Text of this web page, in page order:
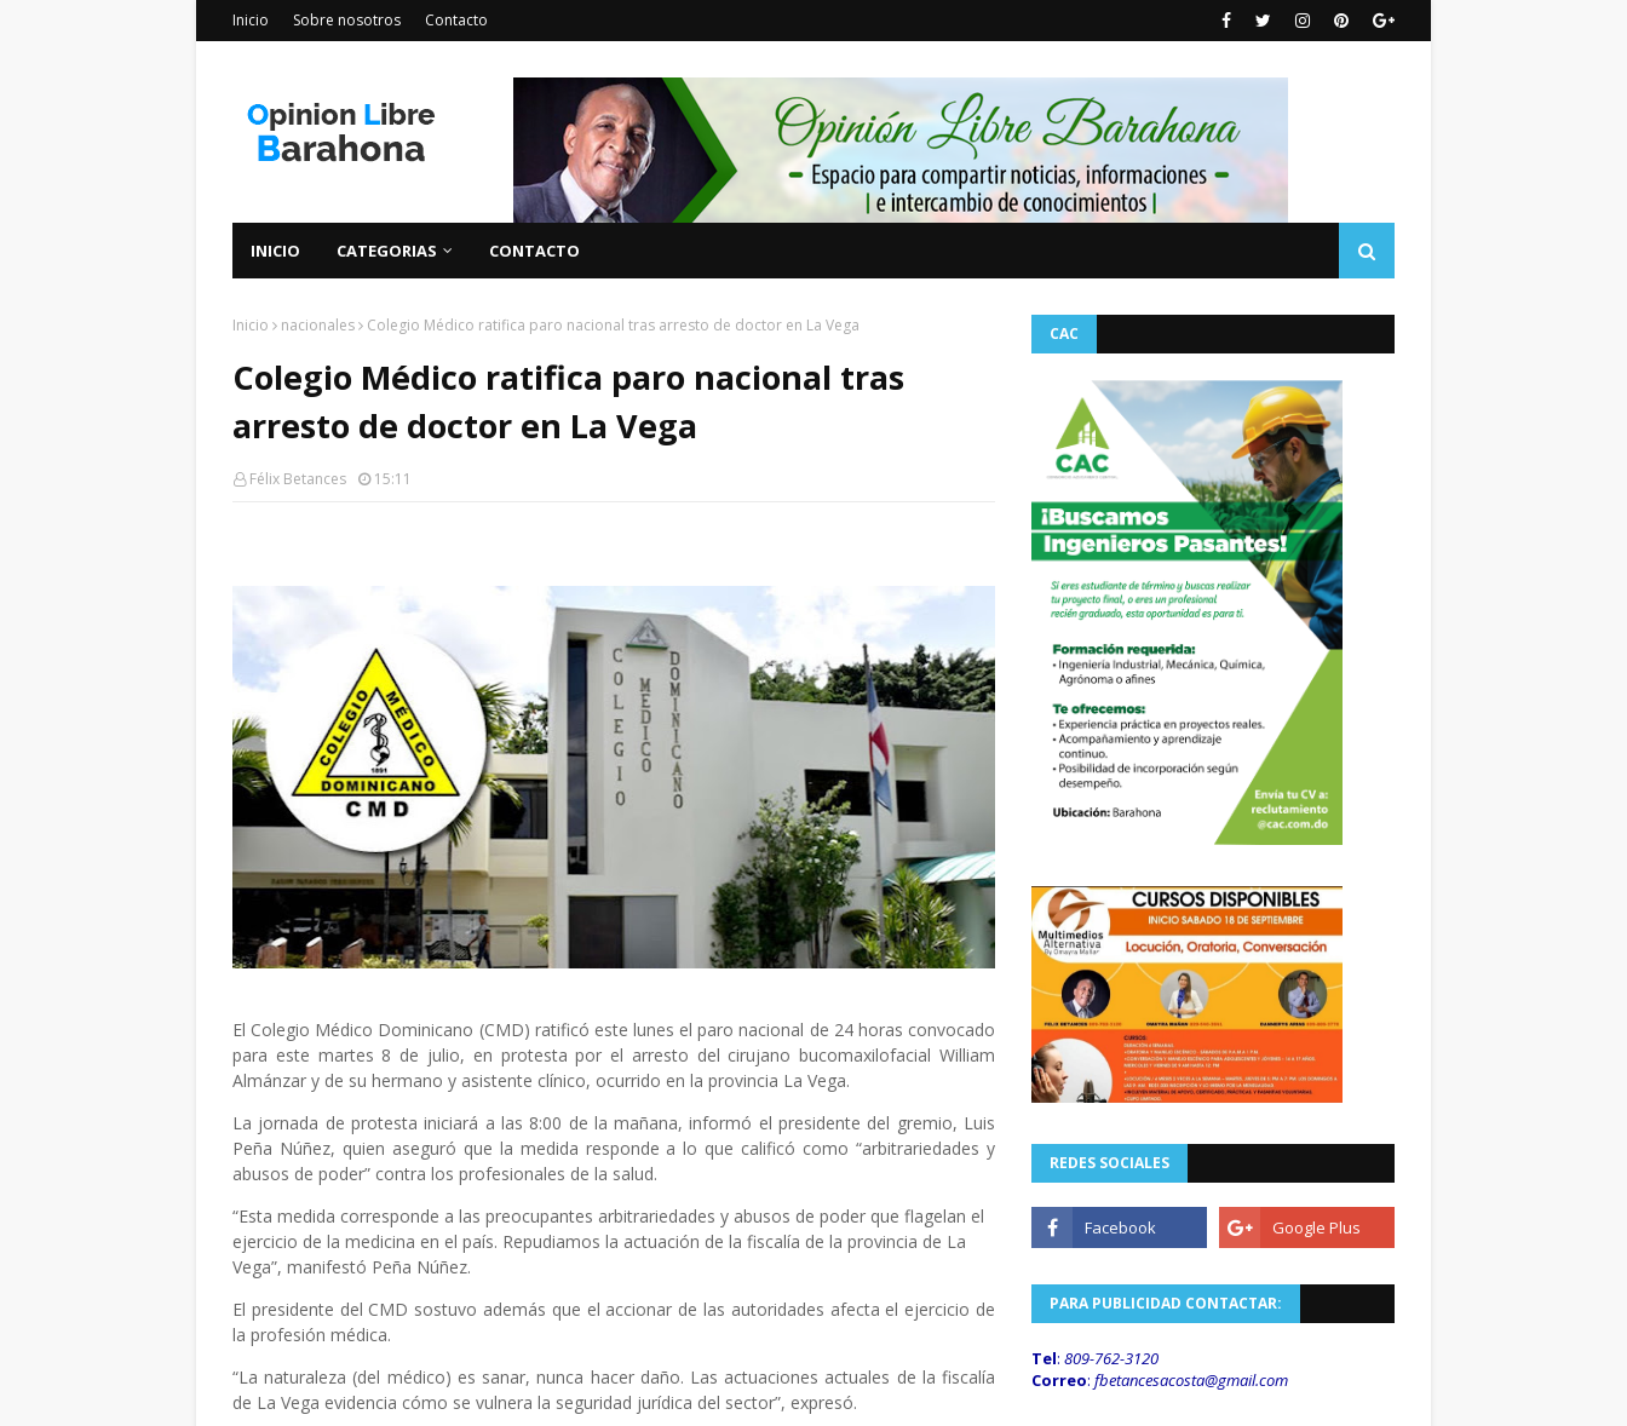
Inicio Sobre nosotros Contacto
INICIO CATEGORIAS CONTACTO
Inicio nacionales Colegio Médico ratifica paro nacional tras arresto de doctor en La Vega
Colegio Médico ratifica paro nacional tras
arresto de doctor en La Vega
Félix Betances 15:11
El Colegio Médico Dominicano (CMD) ratificó este lunes el paro nacional de 24 horas convocado
para este martes 8 de julio, en protesta por el arresto del cirujano bucomaxilofacial William
Almánzar y de su hermano y asistente clínico, ocurrido en la provincia La Vega.
La jornada de protesta iniciará a las 8:00 de la mañana, informó el presidente del gremio, Luis
Peña Núñez, quien aseguró que la medida responde a lo que calificó como “arbitrariedades y
abusos de poder” contra los profesionales de la salud.
“Esta medida corresponde a las preocupantes arbitrariedades y abusos de poder que flagelan el
ejercicio de la medicina en el país. Repudiamos la actuación de la fiscalía de la provincia de La
Vega”, manifestó Peña Núñez.
El presidente del CMD sostuvo además que el accionar de las autoridades afecta el ejercicio de
la profesión médica.
“La naturaleza (del médico) es sanar, nunca hacer daño. Las actuaciones actuales de la fiscalía
de La Vega evidencia cómo se vulnera la seguridad jurídica del sector”, expresó.
CAC
REDES SOCIALES
PARA PUBLICIDAD CONTACTAR:
Tel: 809-762-3120
Correo: fbetancesacosta@gmail.com